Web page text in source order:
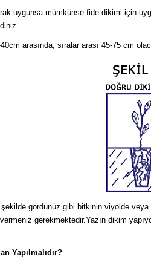
uygunsa mümkünse fide dikimi için
arasında, sıralar arası 45-75 cm
gördünüz gibi bitkinin viyolde
gerekmektedir.Yazın dikim
Yapılmalıdır?